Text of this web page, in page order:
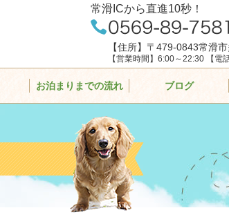
常滑ICから直進10秒！
【住所】〒479-0843常滑
【営業時間】6:00～22:30 【電
お泊まりまでの流れ ブログ